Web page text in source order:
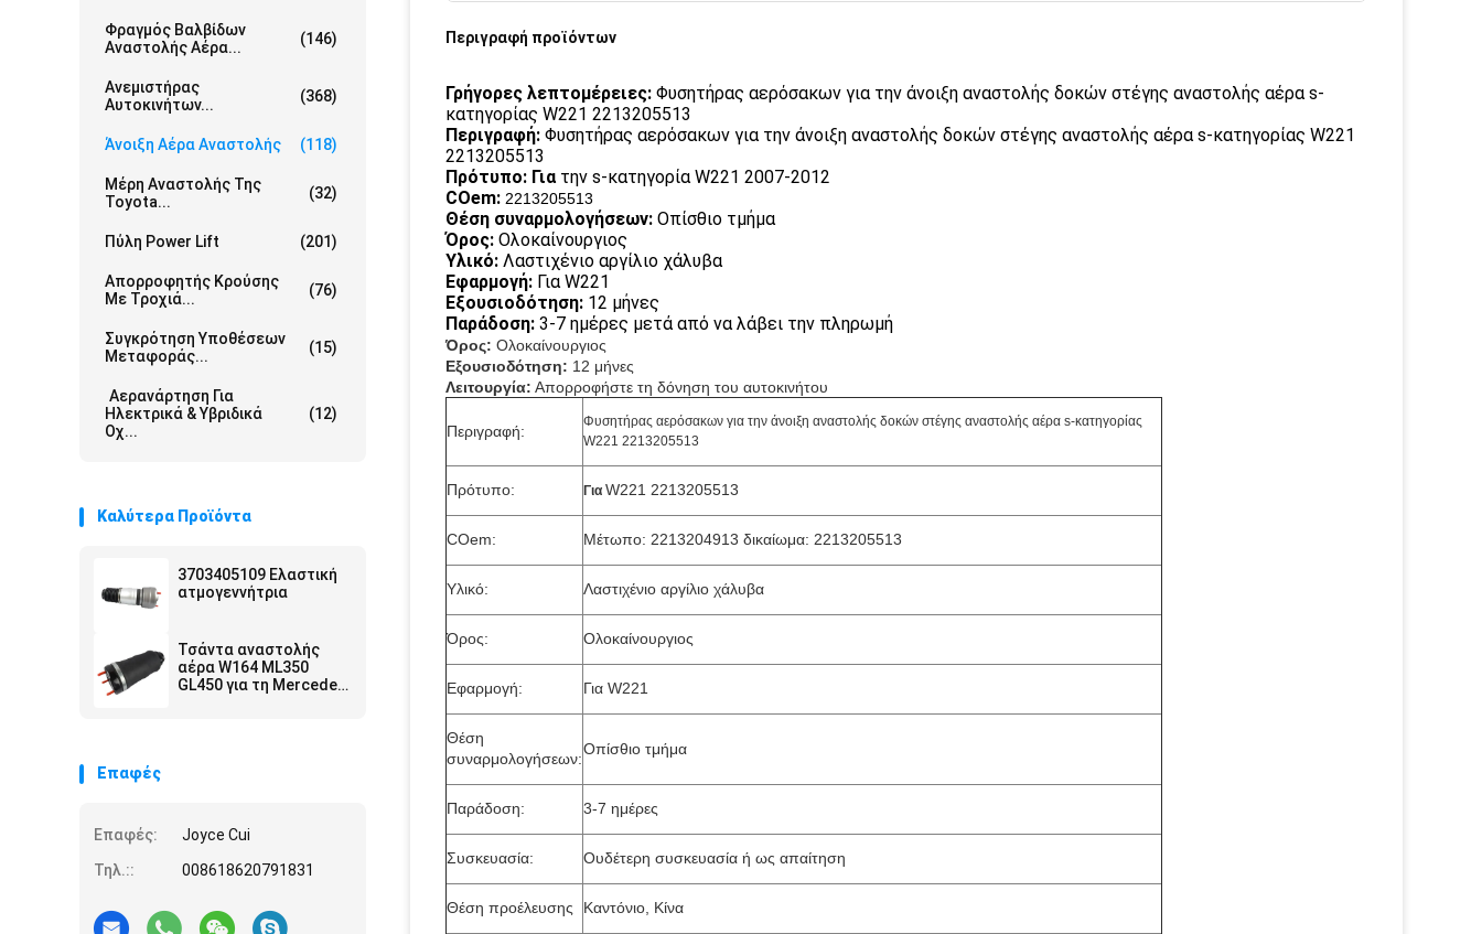
Φραγμός Βαλβίδων
Αναστολής Αέρα...
(146)
Ανεμιστήρας
Αυτοκινήτων...
(368)
Άνοιξη Αέρα Αναστολής (118)
Μέρη Αναστολής Της
Toyota...
(32)
Πύλη Power Lift (201)
Απορροφητής Κρούσης
Με Τροχιά...
(76)
Συγκρότηση Υποθέσεων
Μεταφοράς...
(15)
Αερανάρτηση Για
Ηλεκτρικά & Υβριδικά
Οχ...
(12)
Καλύτερα Προϊόντα
3703405109 Ελαστική
ατμογεννήτρια
Τσάντα αναστολής
αέρα W164 ML350
GL450 για τη Mercedes
Επαφές
Επαφές:
Joyce Cui
Τηλ.::
008618620791831
Περιγραφή προϊόντων
Γρήγορες λεπτομέρειες: Φυσητήρας αερόσακων για την άνοιξη αναστολής δοκών στέγης αναστολής αέρα s-
κατηγορίας W221 2213205513
Περιγραφή: Φυσητήρας αερόσακων για την άνοιξη αναστολής δοκών στέγης αναστολής αέρα s-κατηγορίας W221
2213205513
Πρότυπο: Για την s-κατηγορία W221 2007-2012
COem: 2213205513
Θέση συναρμολογήσεων: Οπίσθιο τμήμα
Όρος: Ολοκαίνουργιος
Υλικό: Λαστιχένιο αργίλιο χάλυβα
Εφαρμογή: Για W221
Εξουσιοδότηση: 12 μήνες
Παράδοση: 3-7 ημέρες μετά από να λάβει την πληρωμή
Όρος: Ολοκαίνουργιος
Εξουσιοδότηση: 12 μήνες
Λειτουργία: Απορροφήστε τη δόνηση του αυτοκινήτου
Περιγραφή:
Φυσητήρας αερόσακων για την άνοιξη αναστολής δοκών στέγης αναστολής αέρα s-κατηγορίας
W221 2213205513
Πρότυπο: Για W221 2213205513
COem: Μέτωπο: 2213204913 δικαίωμα: 2213205513
Υλικό: Λαστιχένιο αργίλιο χάλυβα
Όρος: Ολοκαίνουργιος
Εφαρμογή: Για W221
Θέση
συναρμολογήσεων:
Οπίσθιο τμήμα
Παράδοση: 3-7 ημέρες
Συσκευασία: Ουδέτερη συσκευασία ή ως απαίτηση
Θέση προέλευσης Καντόνιο, Κίνα